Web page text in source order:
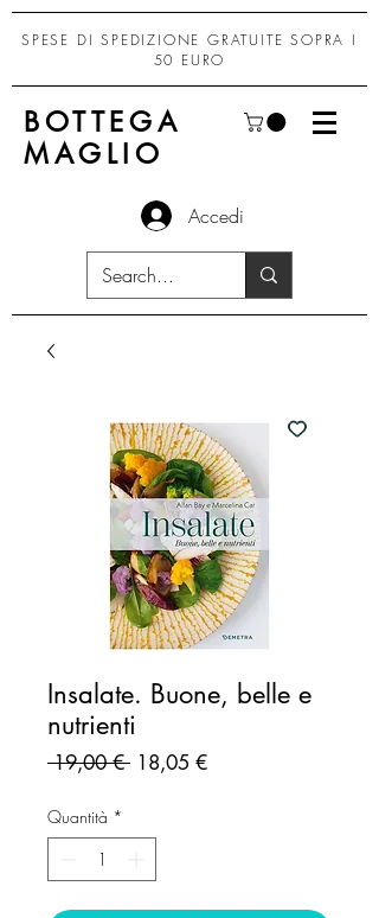
SPESE DI SPEDIZIONE GRATUITE SOPRA I
50 EURO
BOTTEGA
MAGLIO
Accedi
Insalate. Buone, belle e
nutrienti
19,00 € Prezzo
18,05 €Prezzo
Quantità *